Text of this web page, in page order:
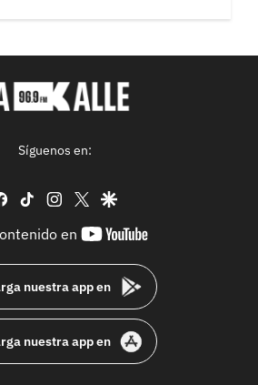
Síguenos en:
facebook
tiktok instagram
twittergoogle
en
youtube-
nuestra app en
nuestra app en